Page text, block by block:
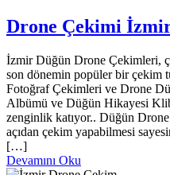
Drone Çekimi
İzmir Düğün Drone Çekimleri,
son dönemin popüler bir çekim
Fotoğraf Çekimleri ve Drone
Albümü ve Düğün Hikayesi
zenginlik katıyor.. Düğün
açıdan çekim yapabilmesi
[…]
Devamını Oku